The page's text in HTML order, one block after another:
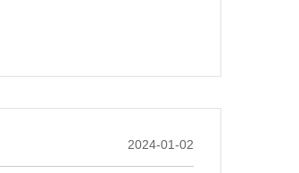
2024-01-02